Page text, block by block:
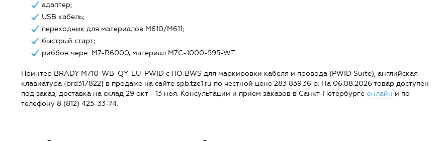
адаптер;
USB кабель;
переходник для материалов M610/M611;
быстрый старт;
риббон черн. M7-R6000, материал M7C-1000-595-WT.
Принтер BRADY M710-WB-QY-EU-PWID c ПО BWS для маркировки кабеля и провода (PWID Suite), английская
клавиатура {brd317822} в продаже на сайте spb.tze1.ru по честной цене 283 839.36 р. На 06.08.2026 товар доступен
под заказ, доставка на склад 29 окт - 13 ноя. Консультации и прием заказов в Санкт-Петербурге онлайн и по
телефону 8 (812) 425-33-74.